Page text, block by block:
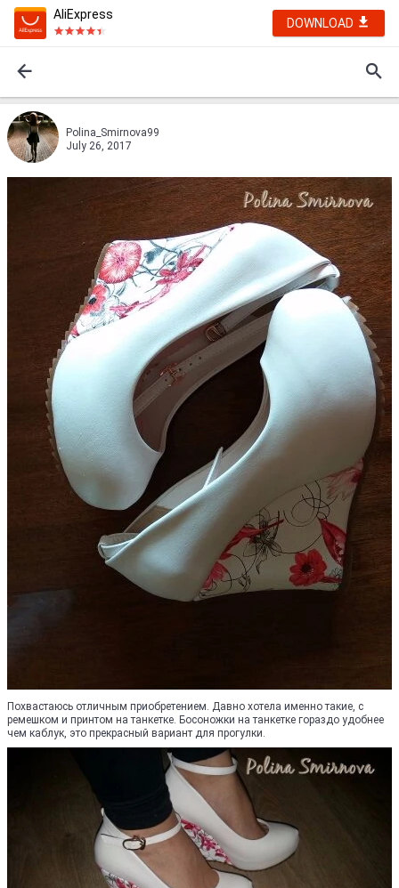
AliExpress
DOWNLOAD
Polina_Smirnova99
July 26, 2017
Похвастаюсь отличным приобретением. Давно хотела именно такие, с
ремешком и принтом на танкетке. Босоножки на танкетке гораздо удобнее
чем каблук, это прекрасный вариант для прогулки.